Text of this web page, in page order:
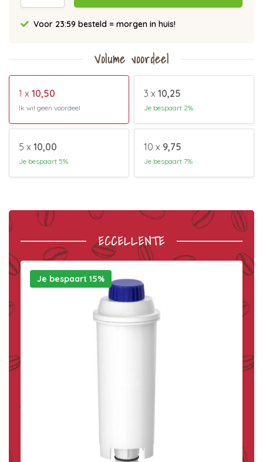
Voor 23:59 besteld = morgen in huis!
Volume voordeel
1 x 10,50
Ik wil geen voordeel
3 x 10,25
Je bespaart 2%
5 x 10,00
Je bespaart 5%
10 x 9,75
Je bespaart 7%
ECCELLENTE
Je bespaart 15%